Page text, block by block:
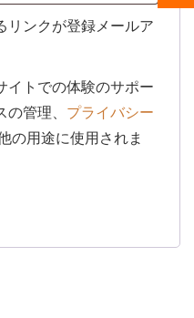
リンクが登録メールア
イトでの体験のサポー
管理、 プライバシー
の用途に使用されま